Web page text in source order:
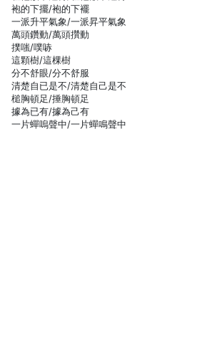
袍的下擺/袍的下襬
一派升平氣象/一派昇平氣象
萬頭鑽動/萬頭攢動
撲嗤/噗哧
這顆樹/這棵樹
分不舒眼/分不舒服
清楚自已是不/清楚自己是不
槌胸頓足/捶胸頓足
據為已有/據為己有
一片蟬嗚聲中/一片蟬鳴聲中